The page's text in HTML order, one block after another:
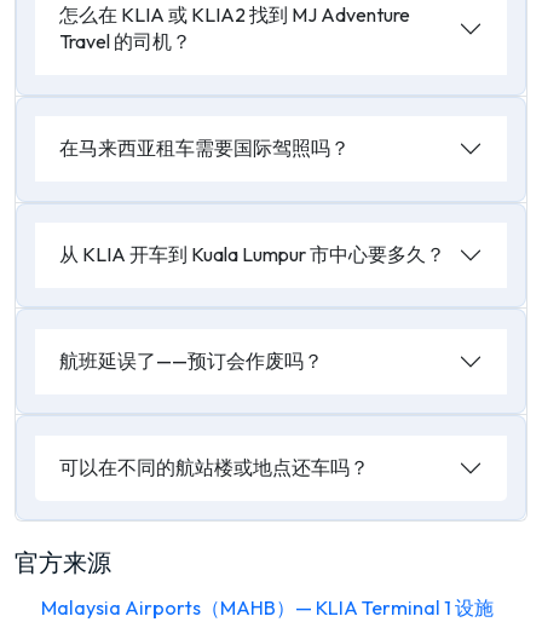
怎么在 KLIA 或 KLIA2 找到 MJ Adventure
Travel 的司机？
在马来西亚租车需要国际驾照吗？
从 KLIA 开车到 Kuala Lumpur 市中心要多久？
航班延误了——预订会作废吗？
可以在不同的航站楼或地点还车吗？
官方来源
Malaysia Airports（MAHB）— KLIA Terminal 1 设施